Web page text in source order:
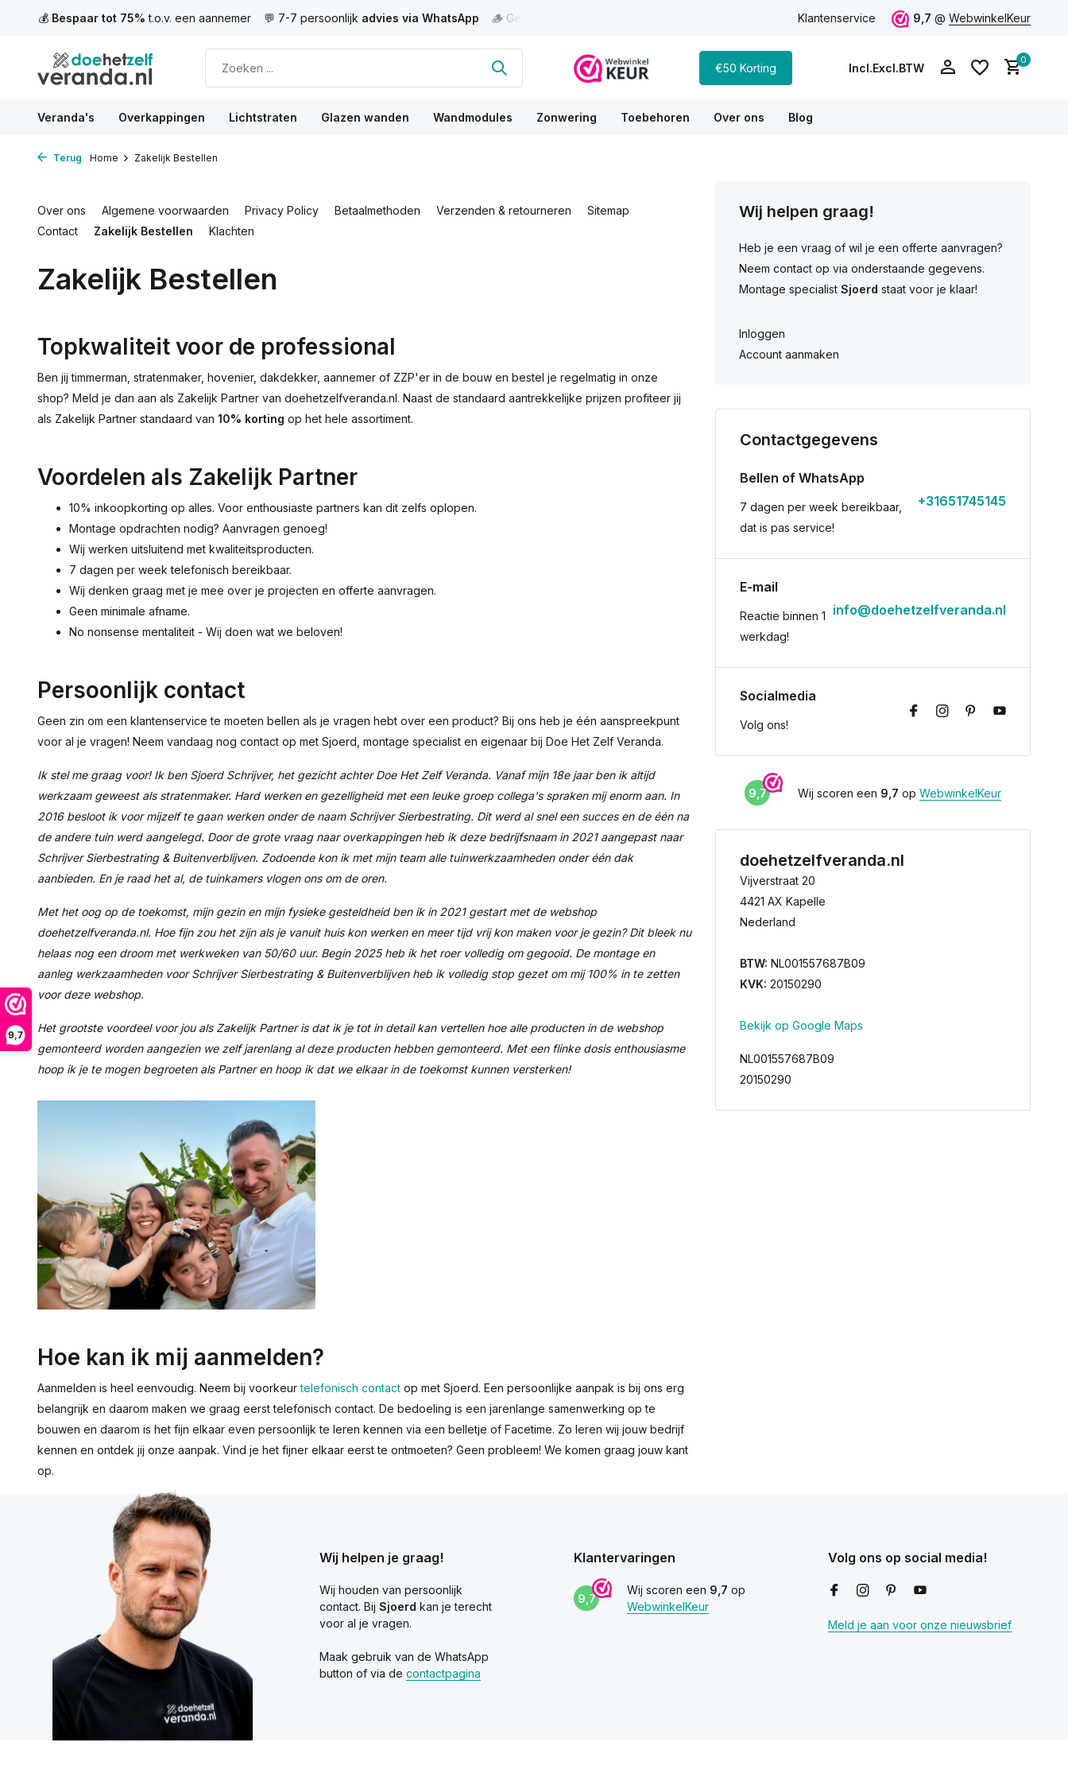
9,7
💰 Bespaar tot 75% t.o.v. een aannemer 💬 7-7 persoonlijk advies via WhatsApp 🪵 Gelamineerd 100+ reviews 💰Bespaar tot 75% t.o.v. een aannemer
Klantenservice 9,7 @ WebwinkelKeur
€50 Korting Incl.Excl.BTW
0
Veranda's Overkappingen Lichtstraten Glazen wanden Wandmodules Zonwering Toebehoren Over ons Blog
Terug Home Zakelijk Bestellen
Over ons Algemene voorwaarden Privacy Policy Betaalmethoden Verzenden & retourneren
Sitemap
Contact
Zakelijk Bestellen Klachten
Zakelijk Bestellen
Topkwaliteit voor de professional
Ben jij timmerman, stratenmaker, hovenier, dakdekker, aannemer of ZZP'er in de bouw en bestel je regelmatig in onze
shop? Meld je dan aan als Zakelijk Partner van doehetzelfveranda.nl. Naast de standaard aantrekkelijke prijzen profiteer jij
als Zakelijk Partner standaard van 10% korting op het hele assortiment.
Voordelen als Zakelijk Partner
10% inkoopkorting op alles. Voor enthousiaste partners kan dit zelfs oplopen.
Montage opdrachten nodig? Aanvragen genoeg!
Wij werken uitsluitend met kwaliteitsproducten.
7 dagen per week telefonisch bereikbaar.
Wij denken graag met je mee over je projecten en offerte aanvragen.
Geen minimale afname.
No nonsense mentaliteit - Wij doen wat we beloven!
Persoonlijk contact
Geen zin om een klantenservice te moeten bellen als je vragen hebt over een product? Bij ons heb je één aanspreekpunt
voor al je vragen! Neem vandaag nog contact op met Sjoerd, montage specialist en eigenaar bij Doe Het Zelf Veranda.
Ik stel me graag voor! Ik ben Sjoerd Schrijver, het gezicht achter Doe Het Zelf Veranda. Vanaf mijn 18e jaar ben ik altijd
werkzaam geweest als stratenmaker. Hard werken en gezelligheid met een leuke groep collega's spraken mij enorm aan. In
2016 besloot ik voor mijzelf te gaan werken onder de naam Schrijver Sierbestrating. Dit werd al snel een succes en de één na
de andere tuin werd aangelegd. Door de grote vraag naar overkappingen heb ik deze bedrijfsnaam in 2021 aangepast naar
Schrijver Sierbestrating & Buitenverblijven. Zodoende kon ik met mijn team alle tuinwerkzaamheden onder één dak
aanbieden. En je raad het al, de tuinkamers vlogen ons om de oren.
Met het oog op de toekomst, mijn gezin en mijn fysieke gesteldheid ben ik in 2021 gestart met de webshop
doehetzelfveranda.nl. Hoe fijn zou het zijn als je vanuit huis kon werken en meer tijd vrij kon maken voor je gezin? Dit bleek nu
helaas nog een droom met werkweken van 50/60 uur. Begin 2025 heb ik het roer volledig om gegooid. De montage en
aanleg werkzaamheden voor Schrijver Sierbestrating & Buitenverblijven heb ik volledig stop gezet om mij 100% in te zetten
voor deze webshop.
Het grootste voordeel voor jou als Zakelijk Partner is dat ik je tot in detail kan vertellen hoe alle producten in de webshop
gemonteerd worden aangezien we zelf jarenlang al deze producten hebben gemonteerd. Met een flinke dosis enthousiasme
hoop ik je te mogen begroeten als Partner en hoop ik dat we elkaar in de toekomst kunnen versterken!
Hoe kan ik mij aanmelden?
Aanmelden is heel eenvoudig. Neem bij voorkeurtelefonisch contact op met Sjoerd. Een persoonlijke aanpak is bij ons erg
belangrijk en daarom maken we graag eerst telefonisch contact. De bedoeling is een jarenlange samenwerking op te
bouwen en daarom is het fijn elkaar even persoonlijk te leren kennen via een belletje of Facetime. Zo leren wij jouw bedrijf
kennen en ontdek jij onze aanpak. Vind je het fijner elkaar eerst te ontmoeten? Geen probleem! We komen graag jouw kant
op.
Wij helpen graag!
Heb je een vraag of wil je een offerte aanvragen?
Neem contact op via onderstaande gegevens.
Montage specialistSjoerd staat voor je klaar!
Inloggen
Account aanmaken
Contactgegevens
Bellen of WhatsApp
7 dagen per week bereikbaar,
dat is pas service!
+31651745145
E-mail
Reactie binnen 1
werkdag!
info@doehetzelfveranda.nl
Socialmedia
Volg ons!
9,7 Wij scoren een 9,7 opWebwinkelKeur
doehetzelfveranda.nl
Vijverstraat 20
4421 AX Kapelle
Nederland
BTW: NL001557687B09
KVK: 20150290
Bekijk op Google Maps
NL001557687B09
20150290
Wij helpen je graag!
Wij houden van persoonlijk
contact. Bij Sjoerd kan je terecht
voor al je vragen.
Maak gebruik van de WhatsApp
button of via de contactpagina
Klantervaringen
9,7
Wij scoren een 9,7 op
WebwinkelKeur
Volg ons op social media!
Meld je aan voor onze nieuwsbrief